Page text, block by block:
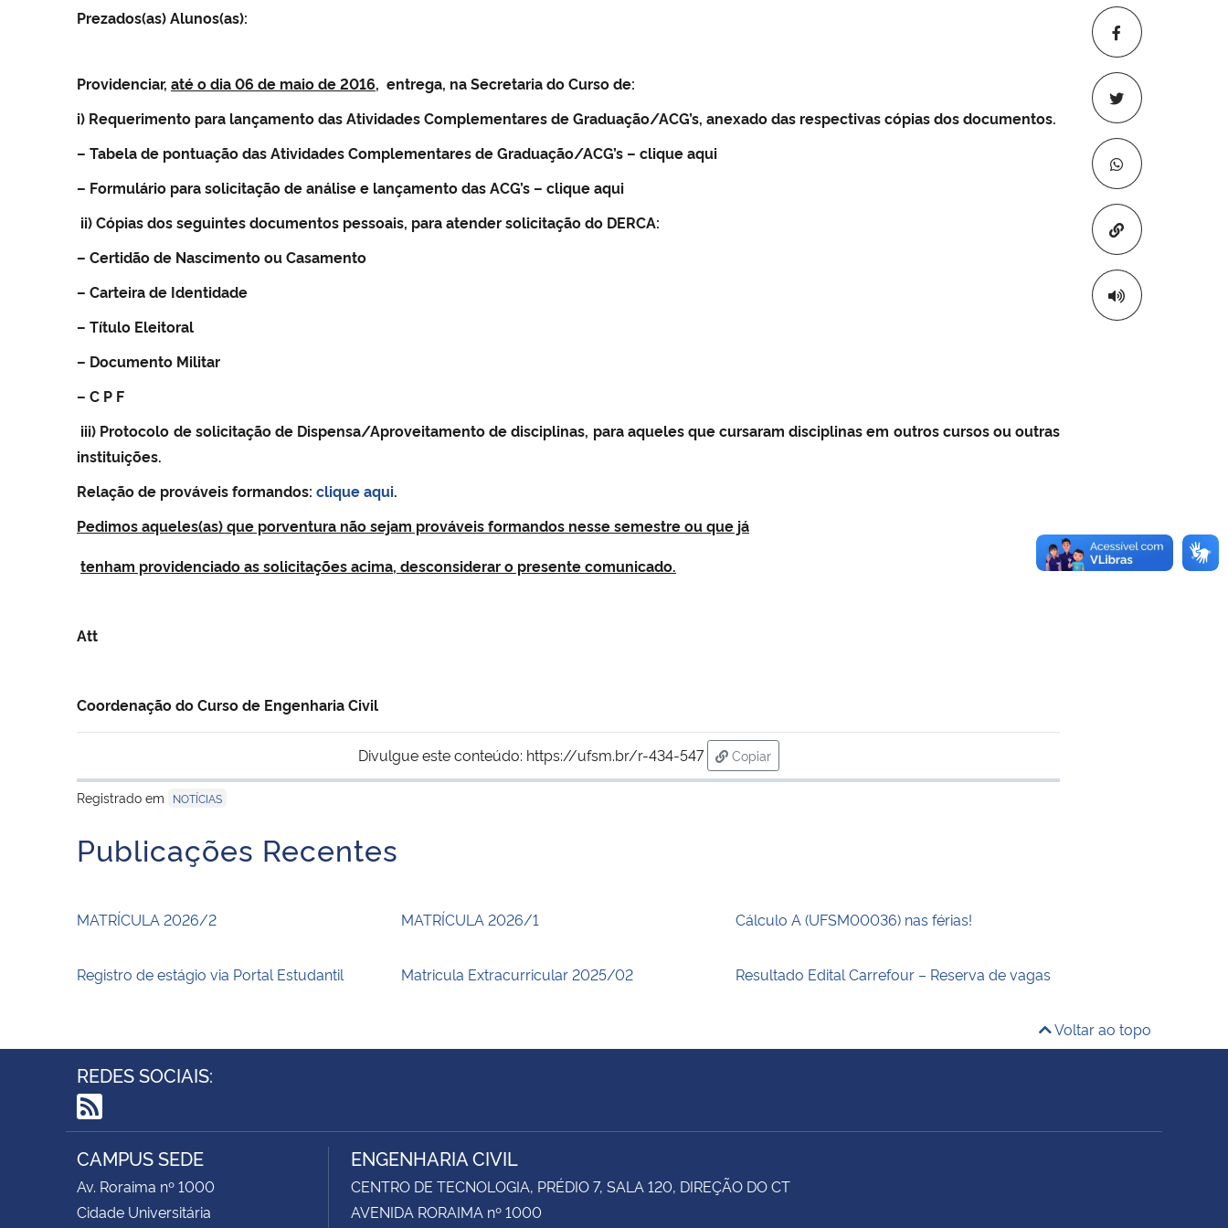
Copiar para
Prezados(as) Alunos(as):
Providenciar, até o dia 06 de maio de 2016, entrega, na Secretaria do Curso de:
i) Requerimento para lançamento das Atividades Complementares de Graduação/ACG’s, anexado das respectivas cópias dos documentos.
– Tabela de pontuação das Atividades Complementares de Graduação/ACG’s – clique aqui
– Formulário para solicitação de análise e lançamento das ACG’s – clique aqui
ii) Cópias dos seguintes documentos pessoais, para atender solicitação do DERCA:
– Certidão de Nascimento ou Casamento
– Carteira de Identidade
– Título Eleitoral
– Documento Militar
– C P F
iii) Protocolo de solicitação de Dispensa/Aproveitamento de disciplinas, para aqueles que cursaram disciplinas em outros cursos ou outras
instituições.
Relação de prováveis formandos: clique aqui.
Pedimos aqueles(as) que porventura não sejam prováveis formandos nesse semestre ou que já
tenham providenciado as solicitações acima, desconsiderar o presente comunicado.
Att
Coordenação do Curso de Engenharia Civil
Divulgue este conteúdo: https://ufsm.br/r-434-547
Copiar
para área de transferência
Registrado em
NOTÍCIAS
Publicações Recentes
MATRÍCULA 2026/2 MATRÍCULA 2026/1 Cálculo A (UFSM00036) nas férias!
Registro de estágio via Portal Estudantil Matricula Extracurricular 2025/02 Resultado Edital Carrefour – Reserva de vagas
Voltar ao topo
REDES SOCIAIS:
RSS
CAMPUS SEDE
Av. Roraima nº 1000
Cidade Universitária
ENGENHARIA CIVIL
CENTRO DE TECNOLOGIA, PRÉDIO 7, SALA 120, DIREÇÃO DO CT
AVENIDA RORAIMA nº 1000